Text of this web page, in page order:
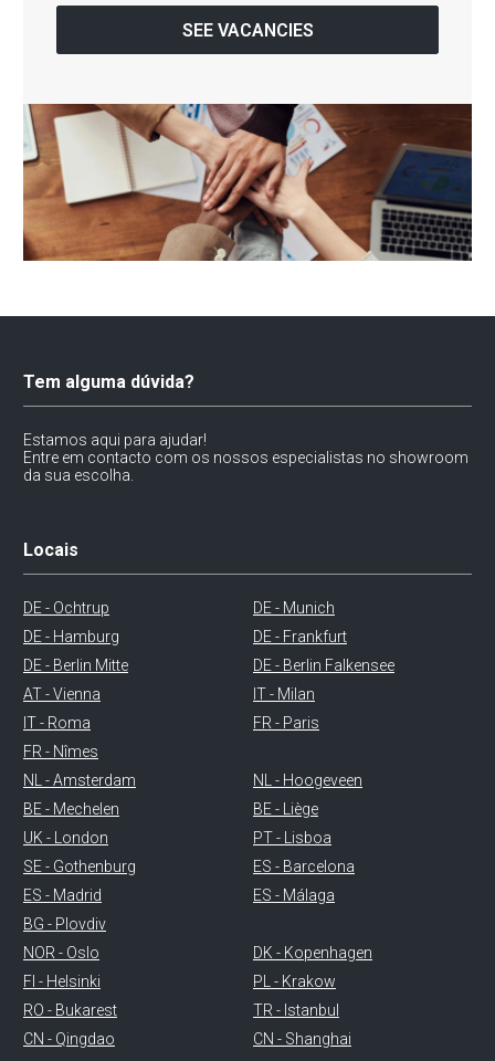
SEE VACANCIES
Tem alguma dúvida?
Estamos aqui para ajudar!
Entre em contacto com os nossos especialistas no showroom
da sua escolha.
Locais
DE - Ochtrup
DE - Munich
DE - Hamburg
DE - Frankfurt
DE - Berlin Mitte
DE - Berlin Falkensee
AT - Vienna
IT - Milan
IT - Roma
FR - Paris
FR - Nîmes
NL - Amsterdam
NL - Hoogeveen
BE - Mechelen
BE - Liège
UK - London
PT - Lisboa
SE - Gothenburg
ES - Barcelona
ES - Madrid
ES - Málaga
BG - Plovdiv
NOR - Oslo
DK - Kopenhagen
FI - Helsinki
PL - Krakow
RO - Bukarest
TR - Istanbul
CN - Qingdao
CN - Shanghai